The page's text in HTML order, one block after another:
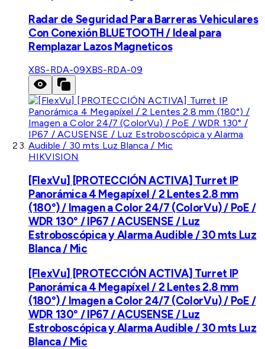
Radar de Seguridad Para Barreras Vehiculares
Con Conexión BLUETOOTH / Ideal para
Remplazar Lazos Magneticos
XBS-RDA-09XBS-RDA-09
HIKVISION
[FlexVu] [PROTECCIÓN ACTIVA] Turret IP
Panorámica 4 Megapíxel / 2 Lentes 2.8 mm
(180°) / Imagen a Color 24/7 (ColorVu) / PoE /
WDR 130° / IP67 / ACUSENSE / Luz
Estroboscópica y Alarma Audible / 30 mts Luz
Blanca / Mic
[FlexVu] [PROTECCIÓN ACTIVA] Turret IP
Panorámica 4 Megapíxel / 2 Lentes 2.8 mm
(180°) / Imagen a Color 24/7 (ColorVu) / PoE /
WDR 130° / IP67 / ACUSENSE / Luz
Estroboscópica y Alarma Audible / 30 mts Luz
Blanca / Mic